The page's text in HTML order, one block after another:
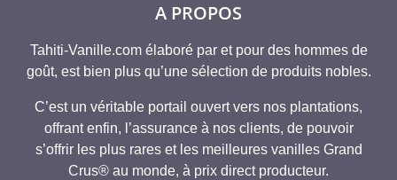
A PROPOS
Tahiti-Vanille.com élaboré par et pour des hommes de
goût, est bien plus qu’une sélection de produits nobles.
C’est un véritable portail ouvert vers nos plantations,
offrant enfin, l’assurance à nos clients, de pouvoir
s’offrir les plus rares et les meilleures vanilles Grand
Crus® au monde, à prix direct producteur.